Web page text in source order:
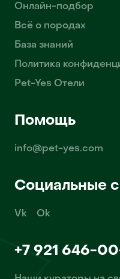
Онлайн-подбор
Всё о породах
База знаний
Политика
Pet-Yes Отели
Помощь
info@pet-yes.com
Социальные
Vk Ok
+7 921 646-